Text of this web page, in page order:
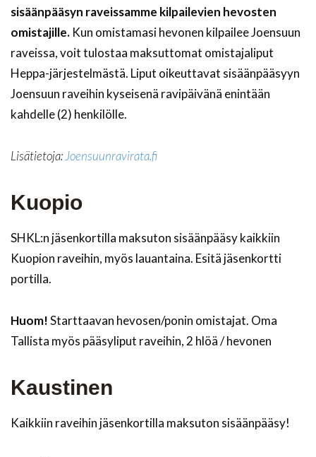
sisäänpääsyn raveissamme kilpailevien hevosten
omistajille. Kun omistamasi hevonen kilpailee Joensuun
raveissa, voit tulostaa maksuttomat omistajaliput
Heppa-järjestelmästä. Liput oikeuttavat sisäänpääsyyn
Joensuun raveihin kyseisenä ravipäivänä enintään
kahdelle (2) henkilölle.
Lisätietoja: Joensuunravirata.fi
Kuopio
SHKL:n jäsenkortilla maksuton sisäänpääsy kaikkiin
Kuopion raveihin, myös lauantaina. Esitä jäsenkortti
portilla.
Huom!Starttaavan hevosen/ponin omistajat. Oma
Tallista myös pääsyliput raveihin, 2 hlöä / hevonen
Kaustinen
Kaikkiin raveihin jäsenkortilla maksuton sisäänpääsy!